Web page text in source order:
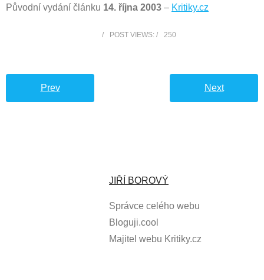
Původní vydání článku 14. října 2003 – Kritiky.cz
POST VIEWS: 250
Prev Next
JIŘÍ BOROVÝ
Správce celého webu
Bloguji.cool
Majitel webu Kritiky.cz